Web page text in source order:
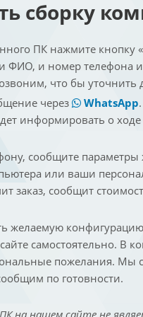
сборку
ПК нажмите кнопку
ФИО, и номер телефона
что бы уточнить
через
WhatsApp
информировать о
сообщите
или ваши
заказ, сообщит
желаемую
самостоятельно. В
пожелания. Мы
по готовности.
на нашем сайте не